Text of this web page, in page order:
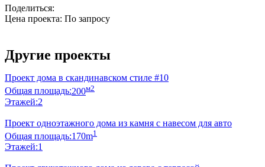
Поделиться:
Цена проекта: По запросу
Другие проекты
Проект дома в скандинавском стиле #10
Общая площадь:200м2
Этажей:2
Проект одноэтажного дома из камня с навесом для авто
Общая площадь:170m1
Этажей:1